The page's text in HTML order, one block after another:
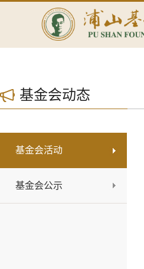
基金会动态
基金会活动
基金会公示